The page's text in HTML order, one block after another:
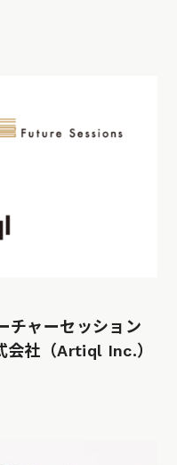
チャーセッション
会社（Artiql Inc.）